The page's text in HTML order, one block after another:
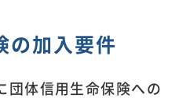
の加入要件
団体信用生命保険への